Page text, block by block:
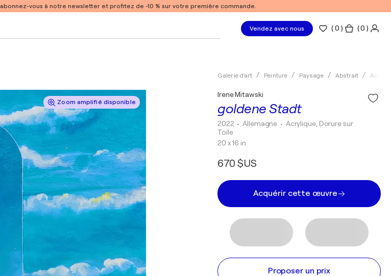
abonnez-vous à notre newsletter et profitez de -10 % sur votre première commande.
Vendez avec nous (0 ) ( 0 )
Zoom amplifié disponible
Galerie d'art Peinture Paysage Abstrait
goldene Stadt
Irene Mitawski
2022 • Allemagne • Acrylique, Dorure sur
Toile
20 x 16 in
670 $US
Acquérir cette œuvre
Proposer un prix